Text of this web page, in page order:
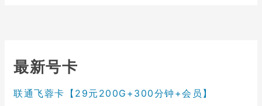
最新号卡
联通飞蓉卡【29元200G+300分钟+会员】